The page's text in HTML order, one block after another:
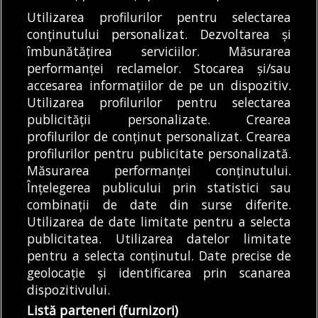
Articole Eveniment Știri
Amenzi de peste 30.000 de lei pentru
drifturi și curse de stradă în județul Ilfov.
Brigada Rutieră continuă controalele
MODIFICĂ SETĂRILE COOKIES
© Copyright 2025 - Buletin de București.
Găzduit dePresslabs.com. Powered by TRS Design.
Despre
Noi
Media
Kit
Politică De
Confidențialitate
Cookie
Policy (EU)
Cookie
Policy
Tweet
Share this selection
Utilizarea profilurilor pentru selectarea
conținutului personalizat. Dezvoltarea și
îmbunătățirea serviciilor. Măsurarea
performanței reclamelor. Stocarea și/sau
accesarea informațiilor de pe un dispozitiv.
Utilizarea profilurilor pentru selectarea
publicității personalizate. Crearea
profilurilor de conținut personalizat. Crearea
profilurilor pentru publicitate personalizată.
Măsurarea performanței conținutului.
Înțelegerea publicului prin statistici sau
combinații de date din surse diferite.
Utilizarea de date limitate pentru a selecta
publicitatea. Utilizarea datelor limitate
pentru a selecta conținutul. Date precise de
geolocație și identificarea prin scanarea
dispozitivului.
Listă parteneri (furnizori)